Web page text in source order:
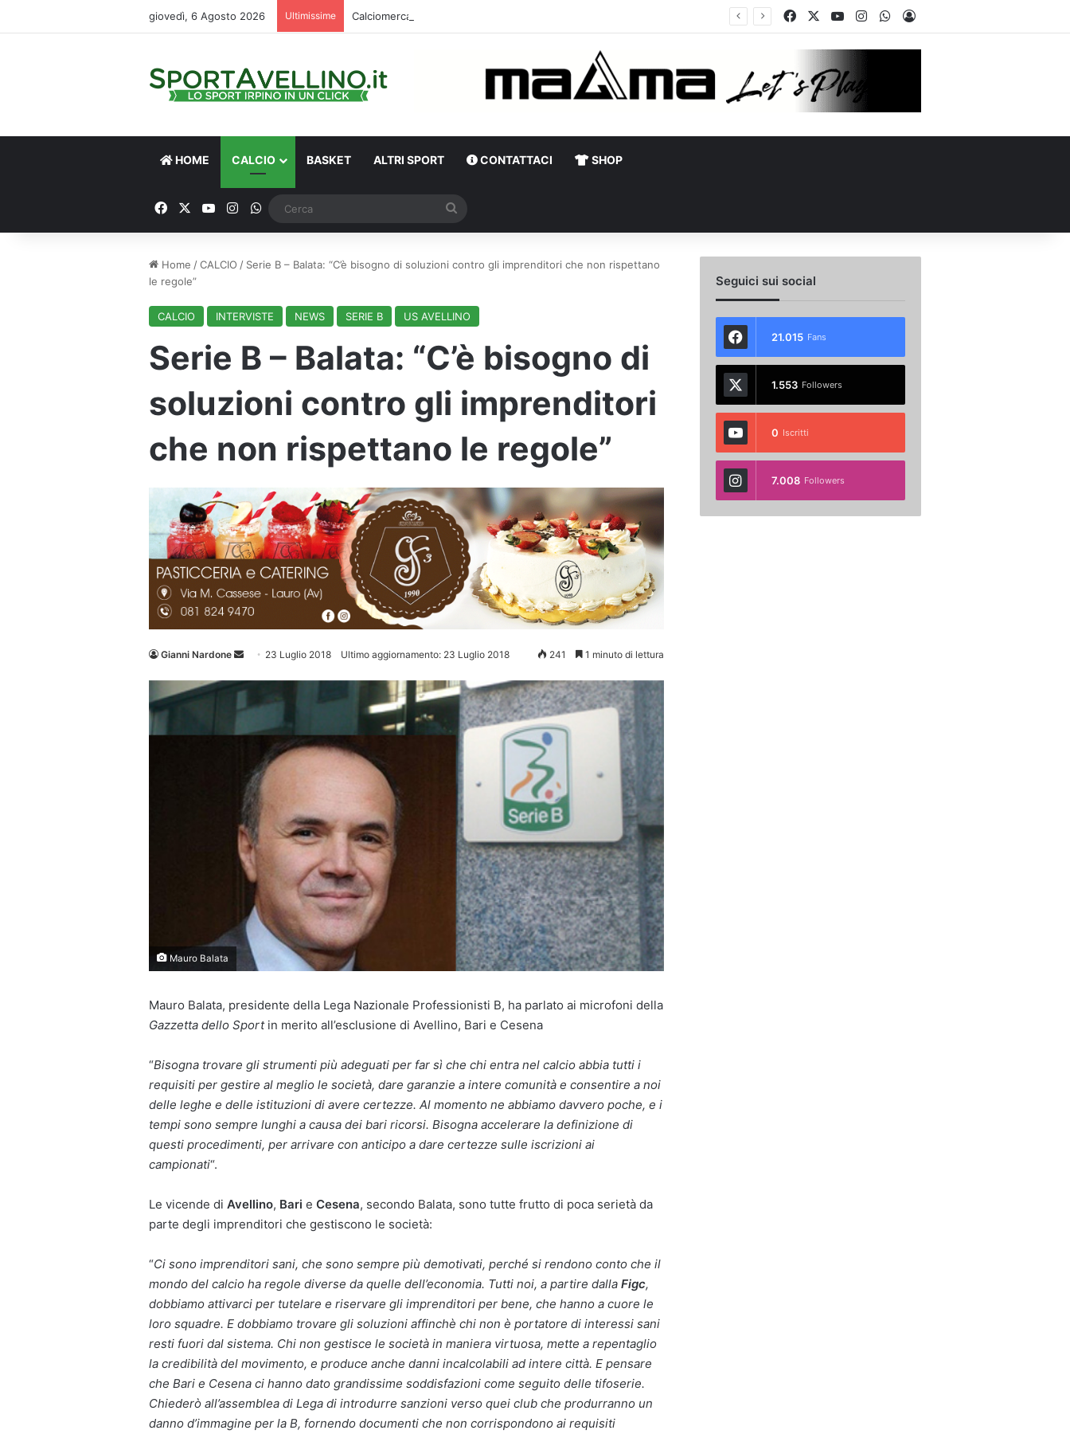
giovedì, 6 Agosto 2026 Ultimissime Calciomercato, un ex Avellino si accasa al Catania: i dettagli FacebookYou TubeInstagramWhatsApp
Accedi
HOME CALCIO BASKET ALTRI SPORT CONTATTACI SHOP
FacebookYou TubeInstagram
WhatsApp
Home /CALCIO / Serie B – Balata: “C’è bisogno di soluzioni contro gli imprenditori che non rispettano
le regole”
CALCIO INTERVISTE NEWS SERIE B US AVELLINO
Serie B – Balata: “C’è bisogno di
soluzioni contro gli imprenditori
che non rispettano le regole”
Gianni Nardone
Invia 23 Luglio 2018 Ultimo aggiornamento: 23 Luglio 2018 241 1 minuto di lettura
Mauro Balata
Mauro Balata, presidente della Lega Nazionale Professionisti B, ha parlato ai microfoni della
Gazzetta dello Sportin merito all’esclusione di Avellino, Bari e Cesena
“Bisogna trovare gli strumenti più adeguati per far sì che chi entra nel calcio abbia tutti i
requisiti per gestire al meglio le società, dare garanzie a intere comunità e consentire a noi
delle leghe e delle istituzioni di avere certezze. Al momento ne abbiamo davvero poche, e i
tempi sono sempre lunghi a causa dei bari ricorsi. Bisogna accelerare la definizione di
questi procedimenti, per arrivare con anticipo a dare certezze sulle iscrizioni ai
campionati“.
Le vicende di Avellino, Bari e Cesena, secondo Balata, sono tutte frutto di poca serietà da
parte degli imprenditori che gestiscono le società:
“Ci sono imprenditori sani, che sono sempre più demotivati, perché si rendono conto che il
mondo del calcio ha regole diverse da quelle dell’economia. Tutti noi, a partire dalla Figc,
dobbiamo attivarci per tutelare e riservare gli imprenditori per bene, che hanno a cuore le
loro squadre. E dobbiamo trovare gli soluzioni affinchè chi non è portatore di interessi sani
resti fuori dal sistema. Chi non gestisce le società in maniera virtuosa, mette a repentaglio
la credibilità del movimento, e produce anche danni incalcolabili ad intere città. E pensare
che Bari e Cesena ci hanno dato grandissime soddisfazioni come seguito delle tifoserie.
Chiederò all’assemblea di Lega di introdurre sanzioni verso quei club che produrranno un
danno d’immagine per la B, fornendo documenti che non corrispondono ai requisiti
Seguici sui social
21.015 Fans
1.553 Followers
0 Iscritti
7.008 Followers